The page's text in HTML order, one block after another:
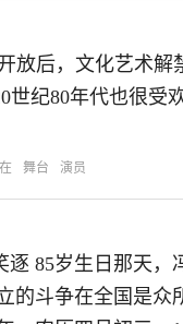
放后，文化艺术解
世纪80年代也很受
舞台 演员
85岁生日那天，
斗争在全国是众